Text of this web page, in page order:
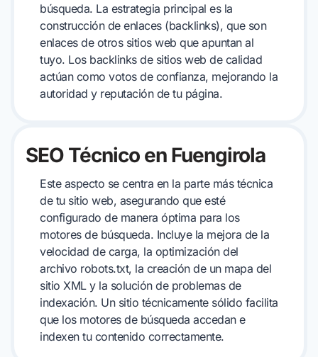
búsqueda. La estrategia principal es la
construcción de enlaces (backlinks), que son
enlaces de otros sitios web que apuntan al
tuyo. Los backlinks de sitios web de calidad
actúan como votos de confianza, mejorando la
autoridad y reputación de tu página.
SEO Técnico en Fuengirola
Este aspecto se centra en la parte más técnica
de tu sitio web, asegurando que esté
configurado de manera óptima para los
motores de búsqueda. Incluye la mejora de la
velocidad de carga, la optimización del
archivo robots.txt, la creación de un mapa del
sitio XML y la solución de problemas de
indexación. Un sitio técnicamente sólido facilita
que los motores de búsqueda accedan e
indexen tu contenido correctamente.